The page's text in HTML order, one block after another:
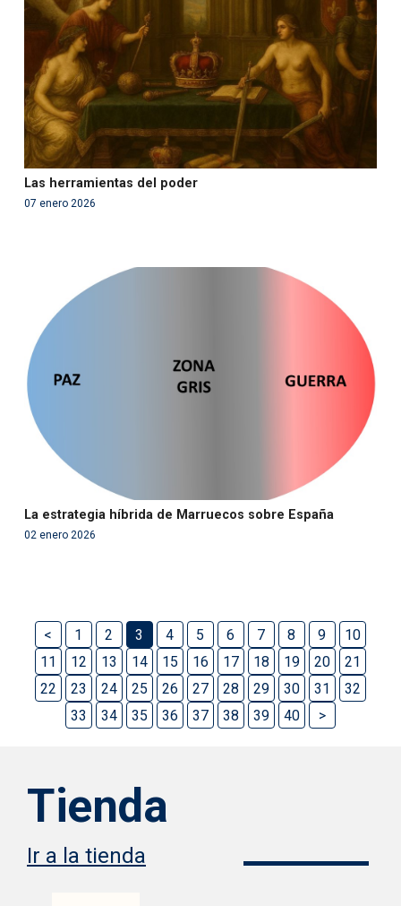
content/themes/fundcami/page-publicaciones.php
on line99
Las herramientas del poder
07 enero 2026
Warning: Use of undefined constant php - assumed
'php' (this will throw an Error in a future version of PHP)
/var/www/acami.es/wp-
content/themes/fundcami/page-publicaciones.php
on line
La estrategia híbrida de Marruecos sobre España
02 enero 2026
< 1 2 3 4 5 6 7 8 9
10
11
12 13 14 15 16 17 18 19 20
21
22
23 24 25 26 27 28 29 30 31
32
33
34 35 36 37 38 39 40 >
Tienda
Ir a la tienda